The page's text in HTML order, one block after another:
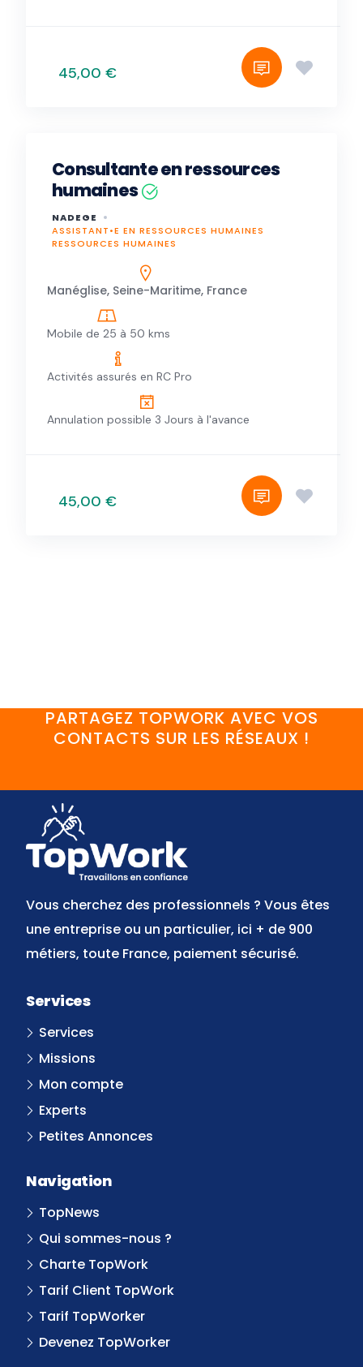
45,00 €
Consultante en ressources
humaines
NADEGE
ASSISTANT•E EN RESSOURCES HUMAINES
RESSOURCES HUMAINES
Manéglise, Seine-Maritime, France
Mobile de 25 à 50 kms
Activités assurés en RC Pro
Annulation possible 3 Jours à l'avance
45,00 €
PARTAGEZ TOPWORK AVEC VOS
CONTACTS SUR LES RÉSEAUX !
Vous cherchez des professionnels ? Vous êtes
une entreprise ou un particulier, ici + de 900
métiers, toute France, paiement sécurisé.
Services
Services
Missions
Mon compte
Experts
Petites Annonces
Navigation
TopNews
Qui sommes-nous ?
Charte TopWork
Tarif Client TopWork
Tarif TopWorker
Devenez TopWorker